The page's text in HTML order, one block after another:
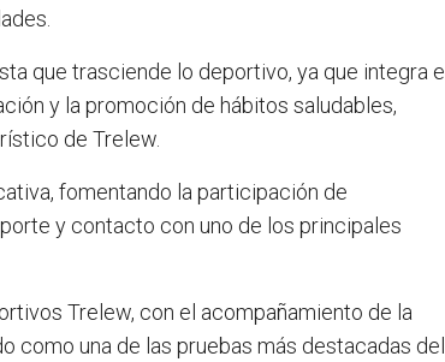
que trasciende lo deportivo, ya que integra el
y la promoción de hábitos saludables,
de Trelew.
fomentando la participación de
y contacto con uno de los principales
Trelew, con el acompañamiento de la
como una de las pruebas más destacadas del